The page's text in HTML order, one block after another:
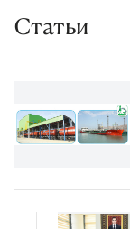
Статьи